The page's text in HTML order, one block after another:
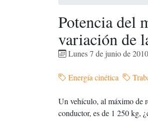
Potencia del
variación de
Lunes 7 de junio de 2010
Energía cinética
Un vehículo, al máximo de
conductor, es de 1 250 kg,